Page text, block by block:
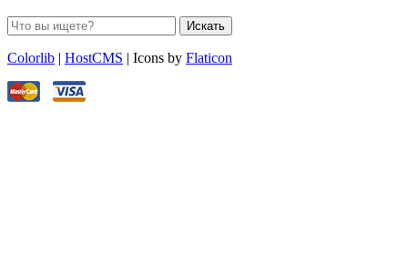
Искать
Colorlib | HostCMS | Icons by Flaticon